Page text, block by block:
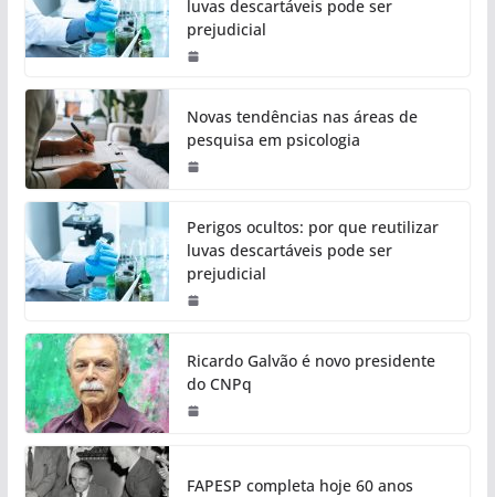
luvas descartáveis pode ser
prejudicial
Novas tendências nas áreas de
pesquisa em psicologia
Perigos ocultos: por que reutilizar
luvas descartáveis pode ser
prejudicial
Ricardo Galvão é novo presidente
do CNPq
FAPESP completa hoje 60 anos